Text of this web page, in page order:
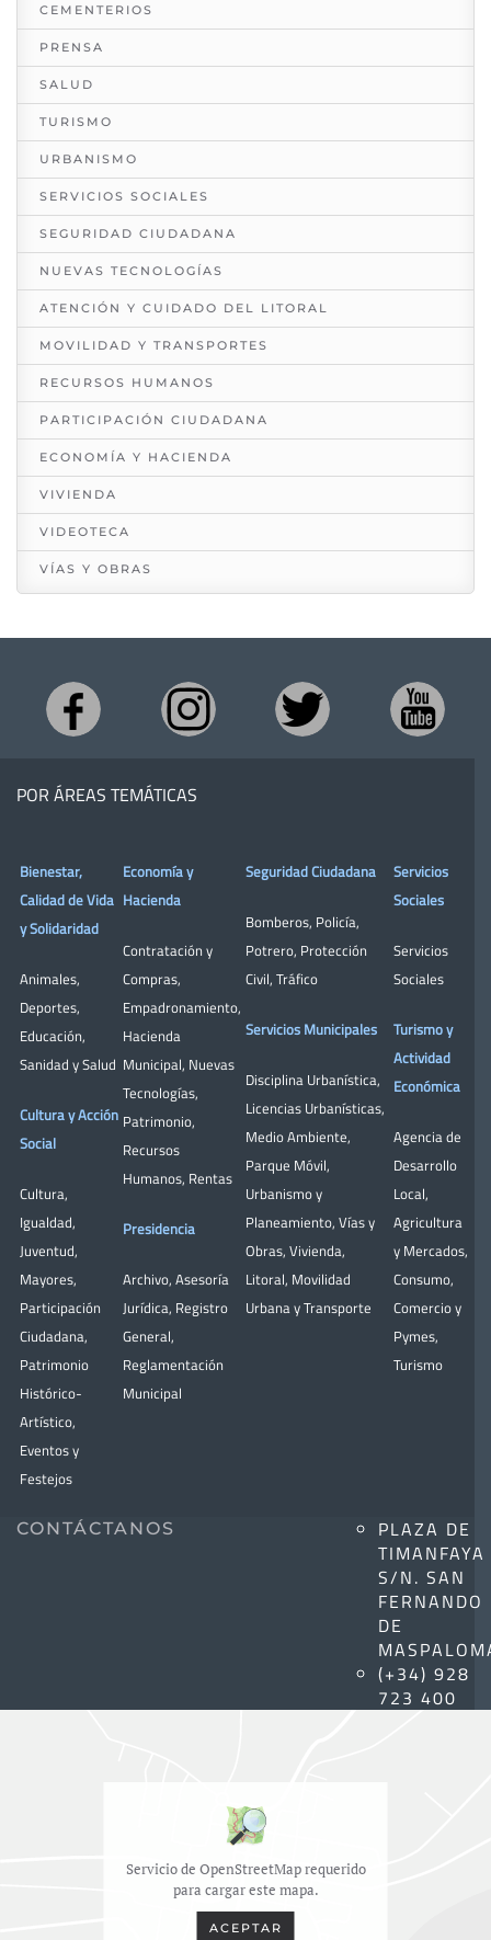
CEMENTERIOS
PRENSA
SALUD
TURISMO
URBANISMO
SERVICIOS SOCIALES
SEGURIDAD CIUDADANA
NUEVAS TECNOLOGÍAS
ATENCIÓN Y CUIDADO DEL LITORAL
MOVILIDAD Y TRANSPORTES
RECURSOS HUMANOS
PARTICIPACIÓN CIUDADANA
ECONOMÍA Y HACIENDA
VIVIENDA
VIDEOTECA
VÍAS Y OBRAS
POR ÁREAS TEMÁTICAS
Bienestar,
Calidad de Vida
y Solidaridad
Animales,
Deportes,
Educación,
Sanidad y Salud
Cultura y Acción
Social
Cultura,
Igualdad,
Juventud,
Mayores,
Participación
Ciudadana,
Patrimonio
Histórico-
Artístico,
Eventos y
Festejos
Economía y
Hacienda
Contratación y
Compras,
Empadronamiento,
Hacienda
Municipal, Nuevas
Tecnologías,
Patrimonio,
Recursos
Humanos, Rentas
Presidencia
Archivo, Asesoría
Jurídica, Registro
General,
Reglamentación
Municipal
Seguridad Ciudadana
Bomberos, Policía,
Potrero, Protección
Civil, Tráfico
Servicios Municipales
Disciplina Urbanística,
Licencias Urbanísticas,
Medio Ambiente,
Parque Móvil,
Urbanismo y
Planeamiento, Vías y
Obras, Vivienda,
Litoral, Movilidad
Urbana y Transporte
Servicios
Sociales
Servicios
Sociales
Turismo y
Actividad
Económica
Agencia de
Desarrollo
Local,
Agricultura
y Mercados,
Consumo,
Comercio y
Pymes,
Turismo
CONTÁCTANOS
PLAZA DE
TIMANFAYA
S/N. SAN
FERNANDO
DE
(+34) 928
723 400
Servicio de OpenStreetMap requerido
para cargar este mapa.
ACEPTAR